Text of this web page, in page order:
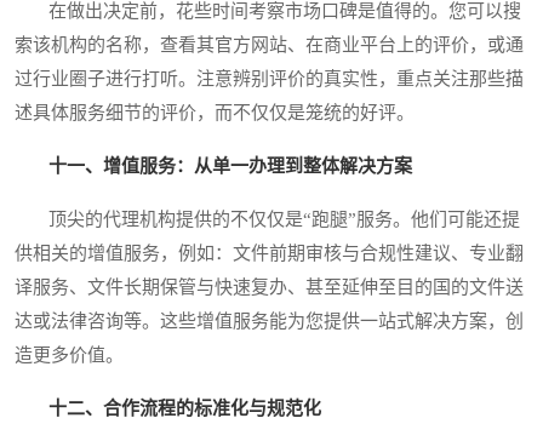
在做出决定前，花些时间考察市场口碑是值得的。您可以搜
索该机构的名称，查看其官方网站、在商业平台上的评价，或通
过行业圈子进行打听。注意辨别评价的真实性，重点关注那些描
述具体服务细节的评价，而不仅仅是笼统的好评。
十一、增值服务：从单一办理到整体解决方案
顶尖的代理机构提供的不仅仅是“跑腿”服务。他们可能还提
供相关的增值服务，例如：文件前期审核与合规性建议、专业翻
译服务、文件长期保管与快速复办、甚至延伸至目的国的文件送
达或法律咨询等。这些增值服务能为您提供一站式解决方案，创
造更多价值。
十二、合作流程的标准化与规范化